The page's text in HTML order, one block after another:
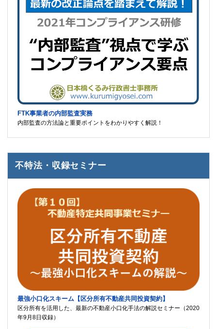
FTK事業者の内部監査実務
内部監査の方法論と重要ポイントをわかりやすく解説！
不特法・収録セミナー
最強小口化スキーム【区分所有不動産共同投資契約】
区分所有を活用した、最新の不動産小口化手法の解説セミナー（2020
年9月8日収録）